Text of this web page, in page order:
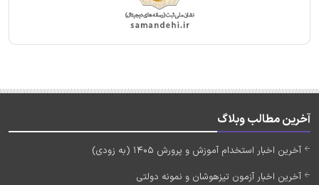
آخرین مطالب وبلاگ
آخرین اخبار استخدام آموزش و پرورش 1405 (به زودی)
آخرین اخبار آزمون تیزهوشان و نمونه دولتی